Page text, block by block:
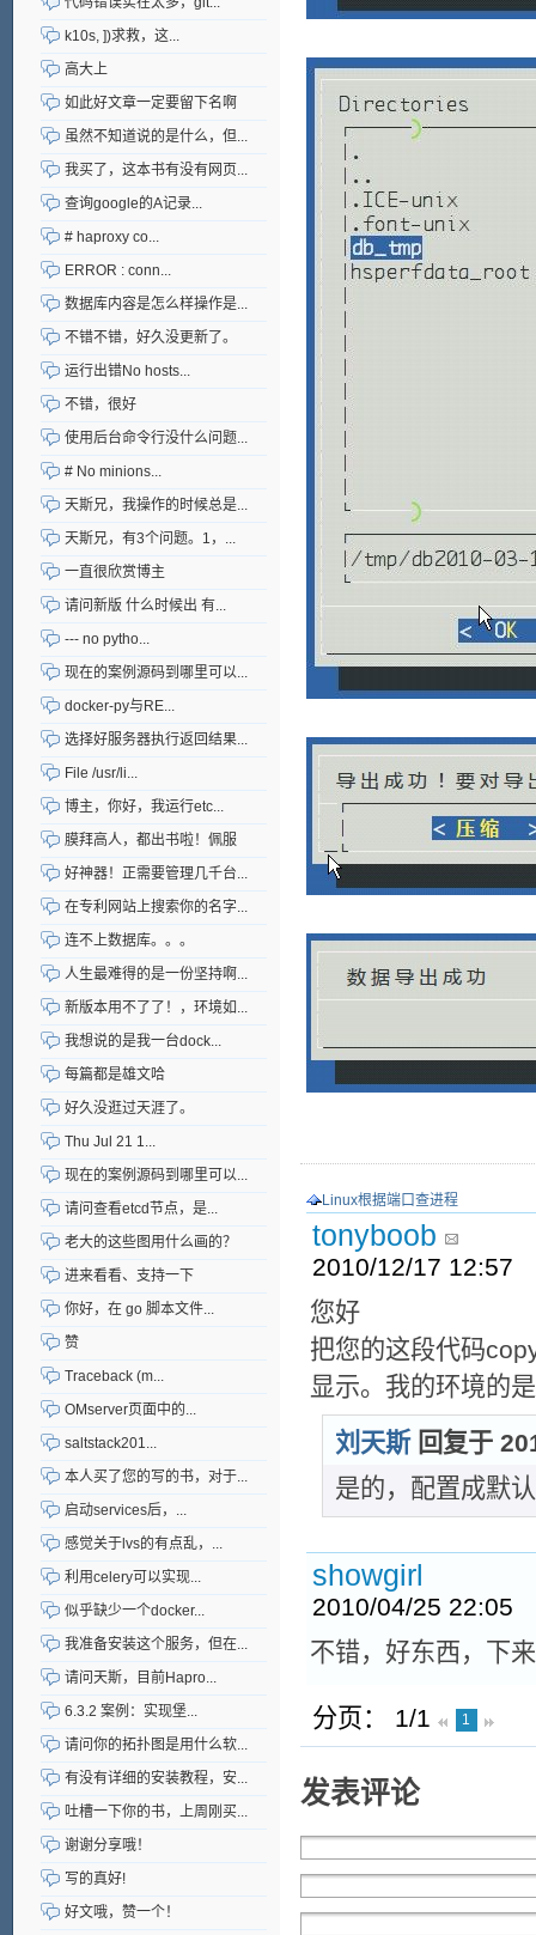
Linux根据端口查进程
tonyboob
2010/12/17 12:57
您好
把您的这段代码
显示。我的环境的
刘天斯回复于
是的，配置成默
showgirl
2010/04/25 22:05
不错，好东西，下
分页： 1/1 1
发表评论
k10s, ])求救，这...
高大上
如此好文章一定要留下名啊
虽然不知道说的是什么，但...
我买了，这本书有没有网页...
查询google的A记录...
# haproxy co...
ERROR : conn...
数据库内容是怎么样操作是...
不错不错，好久没更新了。
运行出错No hosts...
不错，很好
使用后台命令行没什么问题...
# No minions...
天斯兄，我操作的时候总是...
天斯兄，有3个问题。1，...
一直很欣赏博主
请问新版 什么时候出 有...
--- no pytho...
现在的案例源码到哪里可以...
docker-py与RE...
选择好服务器执行返回结果...
File /usr/li...
博主，你好，我运行etc...
膜拜高人，都出书啦！佩服
好神器！正需要管理几千台...
在专利网站上搜索你的名字...
连不上数据库。。。
人生最难得的是一份坚持啊...
新版本用不了了！，环境如...
我想说的是我一台dock...
每篇都是雄文哈
好久没逛过天涯了。
Thu Jul 21 1...
现在的案例源码到哪里可以...
请问查看etcd节点，是...
老大的这些图用什么画的？
进来看看、支持一下
你好，在 go 脚本文件...
赞
Traceback (m...
OMserver页面中的...
saltstack201...
本人买了您的写的书，对于...
启动services后，...
感觉关于lvs的有点乱，...
利用celery可以实现...
似乎缺少一个docker...
我准备安装这个服务，但在...
请问天斯，目前Hapro...
6.3.2 案例：实现堡...
请问你的拓扑图是用什么软...
有没有详细的安装教程，安...
吐槽一下你的书，上周刚买...
谢谢分享哦！
写的真好!
好文哦，赞一个！